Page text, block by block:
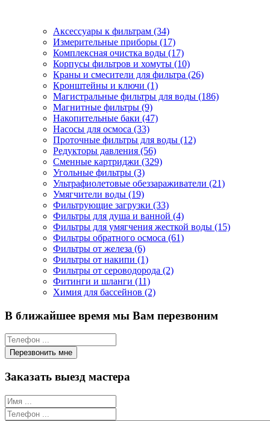
Аксессуары к фильтрам (34)
Измерительные приборы (17)
Комплексная очистка воды (17)
Корпусы фильтров и хомуты (10)
Краны и смесители для фильтра (26)
Кронштейны и ключи (1)
Магистральные фильтры для воды (186)
Магнитные фильтры (9)
Накопительные баки (47)
Насосы для осмоса (33)
Проточные фильтры для воды (12)
Редукторы давления (56)
Сменные картриджи (329)
Угольные фильтры (3)
Ультрафиолетовые обеззараживатели (21)
Умягчители воды (19)
Фильтрующие загрузки (33)
Фильтры для душа и ванной (4)
Фильтры для умягчения жесткой воды (15)
Фильтры обратного осмоса (61)
Фильтры от железа (6)
Фильтры от накипи (1)
Фильтры от сероводорода (2)
Фитинги и шланги (11)
Химия для бассейнов (2)
В ближайшее время мы Вам перезвоним
Заказать выезд мастера